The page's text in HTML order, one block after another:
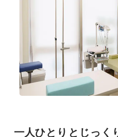
一人ひとりとじっく